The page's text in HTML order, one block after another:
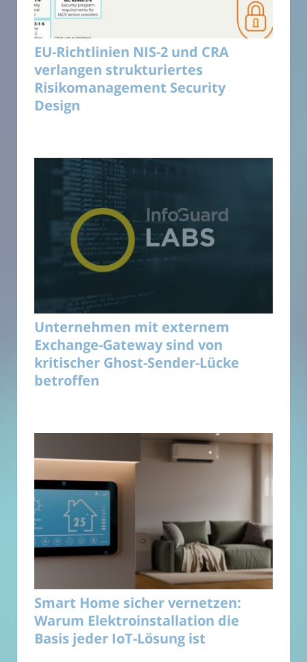
EU-Richtlinien NIS-2 und CRA
verlangen strukturiertes
Risikomanagement Security
Design
Unternehmen mit externem
Exchange-Gateway sind von
kritischer Ghost-Sender-Lücke
betroffen
Smart Home sicher vernetzen:
Warum Elektroinstallation die
Basis jeder IoT-Lösung ist